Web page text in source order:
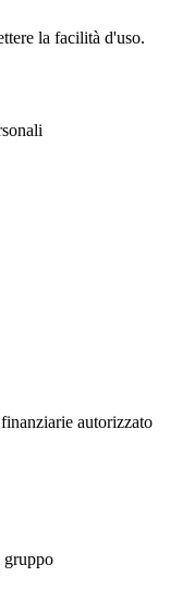
la facilità d'uso.
autorizzato
gruppo